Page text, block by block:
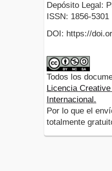
Depósito Legal:
ISSN: 1856-5301
DOI: https://
Todos los
Licencia
Internacional.
Por lo que el
totalmente